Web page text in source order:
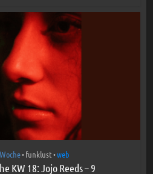
•funklust•web
KW 18: Jojo Reeds – 9